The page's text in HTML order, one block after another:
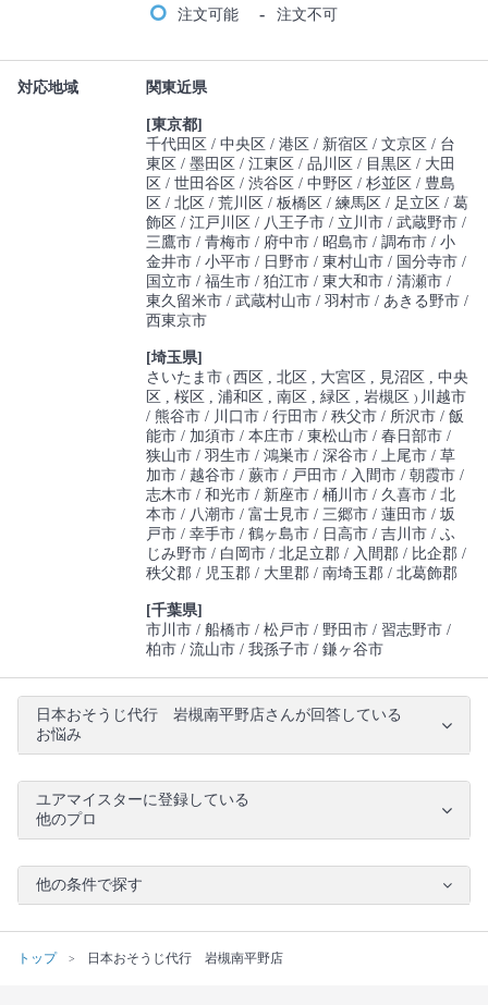
注文可能 - 注文不可
対応地域 関東近県
[東京都]
千代田区 中央区 港区 新宿区 文京区 台
東区 墨田区 江東区 品川区 目黒区 大田
区 世田谷区 渋谷区 中野区 杉並区 豊島
区 北区 荒川区 板橋区 練馬区 足立区 葛
飾区 江戸川区 八王子市 立川市 武蔵野市
三鷹市 青梅市 府中市 昭島市 調布市 小
金井市 小平市 日野市 東村山市
国分寺市
国立市 福生市 狛江市 東大和市 清瀬市
東久留米市 武蔵村山市 羽村市 あきる野市
西東京市
[埼玉県]
さいたま市( 西区 北区 大宮区 見沼区
中央
区
桜区 浦和区 南区 緑区 岩槻区) 川越市
熊谷市
川口市 行田市 秩父市 所沢市 飯
能市 加須市 本庄市 東松山市 春日部市
狭山市 羽生市 鴻巣市 深谷市 上尾市 草
加市 越谷市 蕨市 戸田市 入間市 朝霞市
志木市 和光市 新座市 桶川市 久喜市 北
本市
八潮市 富士見市 三郷市 蓮田市 坂
戸市 幸手市 鶴ヶ島市 日高市 吉川市 ふ
じみ野市 白岡市 北足立郡 入間郡
比企郡
秩父郡
児玉郡 大里郡 南埼玉郡 北葛飾郡
[千葉県]
市川市 船橋市 松戸市 野田市 習志野市
柏市 流山市 我孫子市 鎌ヶ谷市
日本おそうじ代行 岩槻南平野店さんが回答している
お悩み
ユアマイスターに登録している
他のプロ
他の条件で探す
トップ 日本おそうじ代行 岩槻南平野店